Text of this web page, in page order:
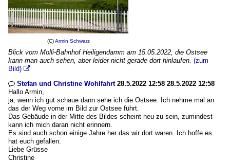
(C)Armin Schwarz
Blick vom Molli-Bahnhof Heiligendamm am 15.05.2022, die Ostsee
kann man auch sehen, aber leider nicht gerade dort hinlaufen. (zum
Bild) 
 Stefan und Christine Wohlfahrt28.5.2022 12:58 28.5.2022 12:58
Hallo Armin,
ja, wenn ich gut schaue dann sehe ich die Ostsee. Ich nehme mal an
das der Weg vorne im Bild zur Ostsee führt.
Das Gebäude in der Mitte des Bildes scheint neu zu sein, zumindest
kann ich mich daran nicht erinnern.
Es sind auch schon einige Jahre her das wir dort waren. Ich hoffe es
hat euch gefallen.
Liebe Grüsse
Christine